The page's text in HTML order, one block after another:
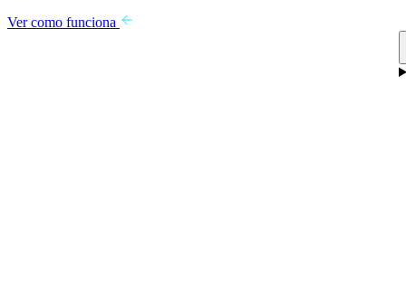
Ver como funciona